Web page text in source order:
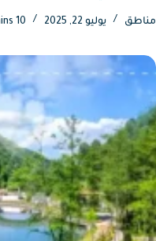
مناطق يوليو 22, 2025 10 mins